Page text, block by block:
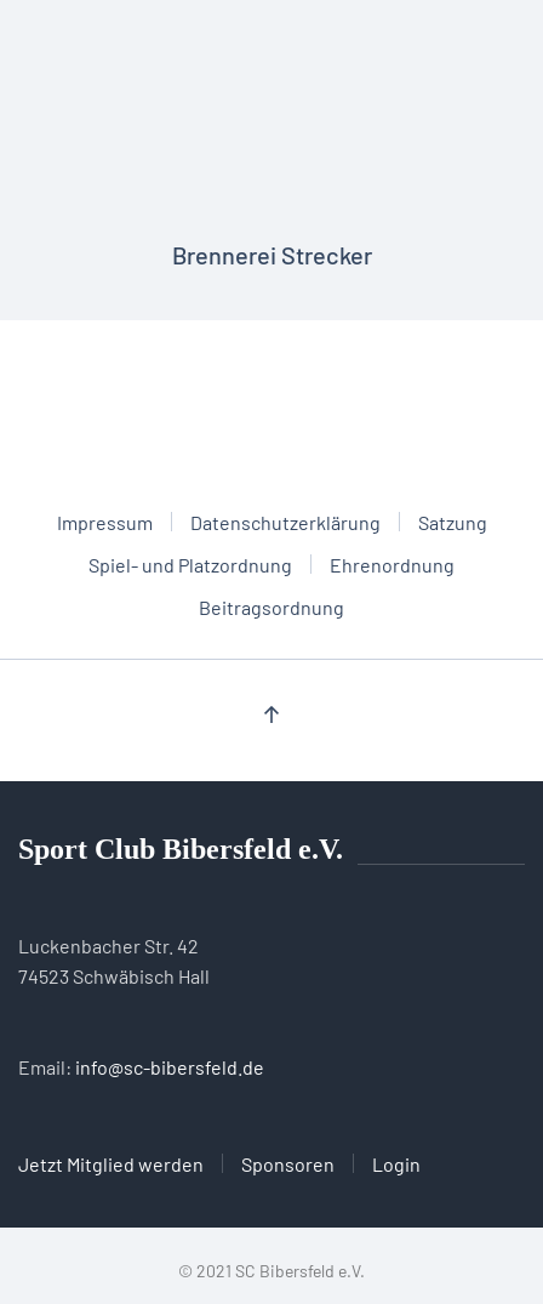
Brennerei Strecker
Impressum Datenschutzerklärung
Satzung
Spiel- und Platzordnung
Ehrenordnung
Beitragsordnung
Sport Club Bibersfeld e.V.
Luckenbacher Str. 42
74523 Schwäbisch Hall
Email: info@sc-bibersfeld.de
Jetzt Mitglied werden Sponsoren Login
© 2021 SC Bibersfeld e.V.